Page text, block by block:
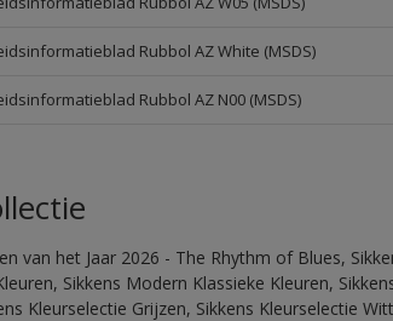
Rubbol AZ White (MSDS)
Rubbol AZ N00 (MSDS)
van het Jaar 2026 - The Rhythm of Blues,
Sikkens Modern Klassieke Kleuren,
Kleurselectie Grijzen, Sikkens Kleurselectie